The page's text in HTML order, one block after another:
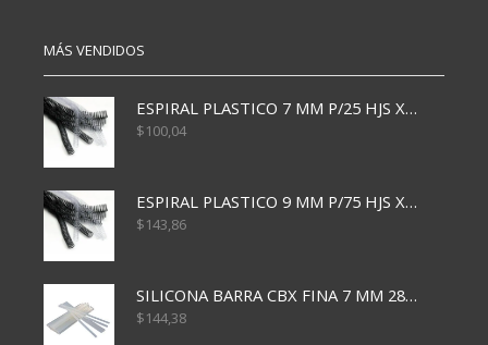
MÁS VENDIDOS
ESPIRAL PLASTICO 7 MM P/25 HJS X50x3000
$100,04
ESPIRAL PLASTICO 9 MM P/75 HJS X50X2400
$143,86
SILICONA BARRA CBX FINA 7 MM 28 CM
$144,38